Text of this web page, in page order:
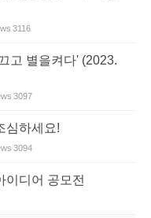
3116
고 별을켜다' (2023.
3097
심하세요!
3094
이디어 공모전